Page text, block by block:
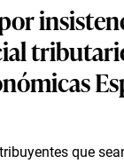
que